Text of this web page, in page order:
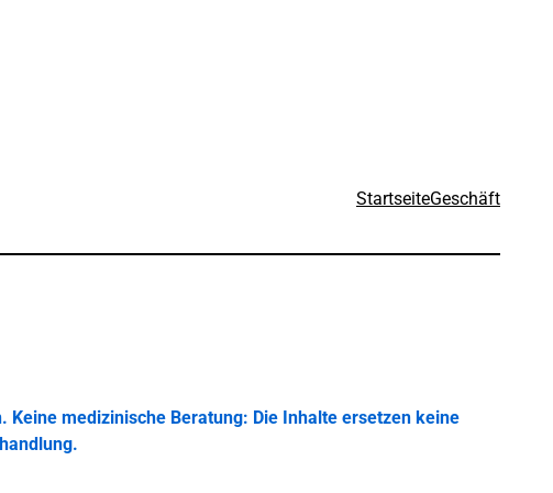
StartseiteGeschäft
medizinische Beratung: Die Inhalte ersetzen keine